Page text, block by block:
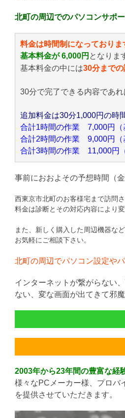
北町の周辺でのパソコンサポ
料金は時間制になっておりま
基本料金が 6,000円 となりま
基本料金の中には30分まで
30分で完了できる内容であれ
追加料金は30分1,000円の時
合計1時間の作業 7,000円（
合計2時間の作業 9,000円（
合計3時間の作業 11,000円
事前におおよその予想時間（
西東京市北町のお客様宅まで訪問
料金は診断とその対応内容により変
また、新しく購入した周辺機器な
お気軽にご相談下さい。
北町の周辺でパソコン設定や
インターネットが繋がらない
ない、変な画面が出てきて邪
2003年から23年間の豊富な経
様々なPCメーカー様、プロバ
を提供させていただきます。